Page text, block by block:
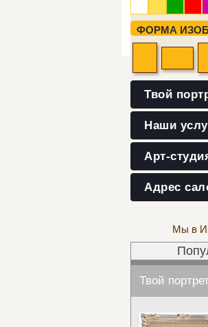
Журавлева (21)
ФОРМА
Твой
Наши
Арт-
Адрес
Мы в
Твой